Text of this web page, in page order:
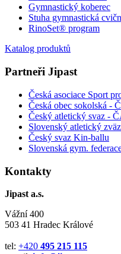
Gymnastický koberec
Stuha gymnastická
RinoSet® program
Katalog produktů
Partneři Jipast
Česká asociace Sport
Česká obec sokolská -
Český atletický svaz -
Slovenský atletický zväz
Český svaz Kin-ballu
Slovenská gym.
Kontakty
Jipast a.s.
Vážní 400
503 41 Hradec Králové
tel: +420 495 215 115